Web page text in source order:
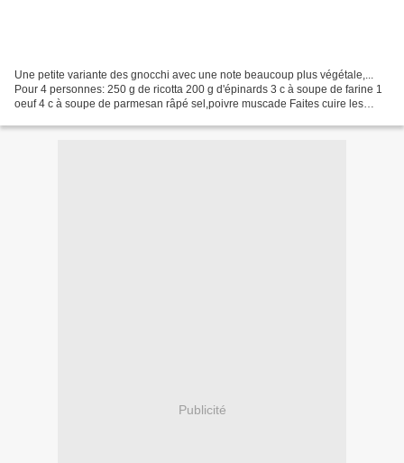
Une petite variante des gnocchi avec une note beaucoup plus végétale,...
Pour 4 personnes: 250 g de ricotta 200 g d'épinards 3 c à soupe de farine 1
oeuf 4 c à soupe de parmesan râpé sel,poivre muscade Faites cuire les
Publicité